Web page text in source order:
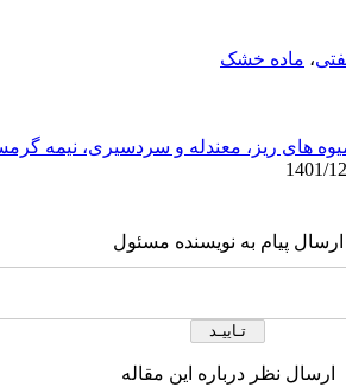
، ماده خشک
های ریز، معندله و سردسیری، نیمه
ارسال پیام به نویسنده مسئول
ارسال نظر درباره این مقاله